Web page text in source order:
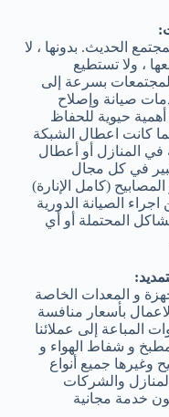
الحديث. بدونها ، لا
، ولا تستطيع
بسرعة إلى
صيانة وإصلاح
حيوية للحفاظ
كانت اعطال الشبكة
في المنازل أو أعطال
في كل مجال
(كامل الإنارة)
اجراء الصيانة الدورية
المحتملة أو أي
و المعدات الخاصة
بأسعار منافسة
المباعة إلى عملائنا
و شفاط الهواء و
وغيرها جميع أنواع
والشركات
خدمة مجانية